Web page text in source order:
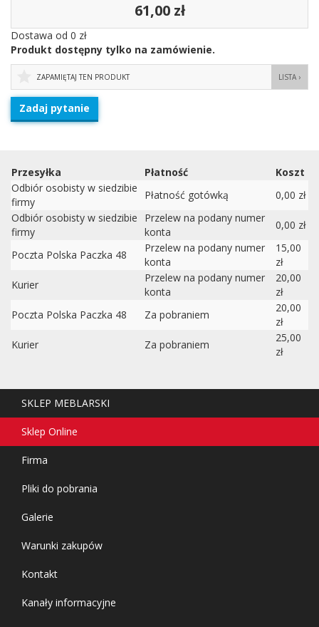
61,00 zł
Dostawa od 0 zł
Produkt dostępny tylko na zamówienie.
LISTA ›
ZAPAMIĘTAJ TEN PRODUKT
Zadaj pytanie
Przesyłka Płatność
Koszt
Odbiór osobisty w siedzibie
firmy
Płatność gotówką
0,00 zł
Odbiór osobisty w siedzibie
firmy
Przelew na podany numer
konta
0,00 zł
Poczta Polska Paczka 48
Przelew na podany numer
konta
15,00
zł
Kurier
Przelew na podany numer
konta
20,00
zł
Poczta Polska Paczka 48
Za pobraniem
20,00
zł
Kurier
Za pobraniem
25,00
zł
SKLEP MEBLARSKI
Sklep Online
Firma
Pliki do pobrania
Galerie
Warunki zakupów
Kontakt
Kanały informacyjne